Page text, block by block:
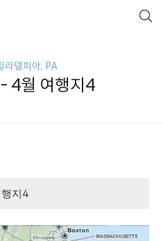
라델피아, PA
4월 여행지4
지4